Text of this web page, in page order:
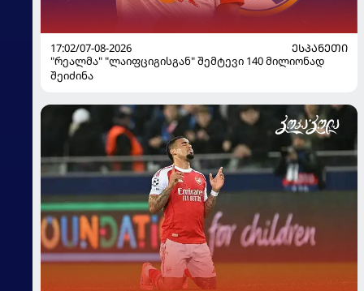
17:02/07-08-2026
ᲔᲡᲞᲐᲜᲔᲗᲘ
"რეალმა" "ლაიფციგისგან" შემტევი 140 მილიონად
შეიძინა